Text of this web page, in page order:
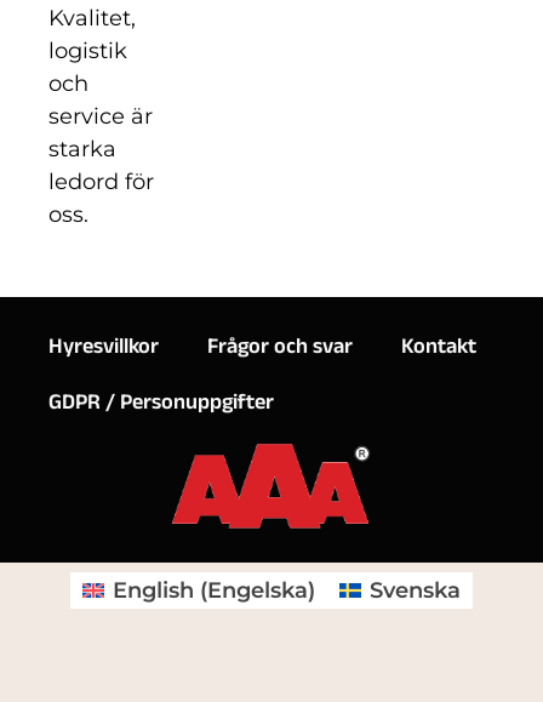
Kvalitet,
logistik
och
service är
starka
ledord för
oss.
Hyresvillkor Frågor och svar
Kontakt
GDPR / Personuppgifter
English (Engelska) Svenska